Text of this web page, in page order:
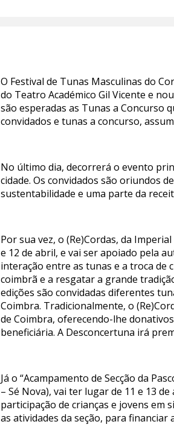
O Festival de Tunas Masculinas do
do Teatro Académico Gil Vicente e
são esperadas as Tunas a Concurso
convidados e tunas a concurso,
No último dia, decorrerá o evento
cidade. Os convidados são oriundos
sustentabilidade e uma parte da
Por sua vez, o (Re)Cordas, da
e 12 de abril, e vai ser apoiado pela
interação entre as tunas e a troca de
coimbrã e a resgatar a grande
edições são convidadas diferentes
Coimbra. Tradicionalmente, o
de Coimbra, oferecendo-lhe
beneficiária. A Desconcertuna irá
Já o “Acampamento de Secção da
– Sé Nova), vai ter lugar de 11 e 13
participação de crianças e jovens em
as atividades da seção, para